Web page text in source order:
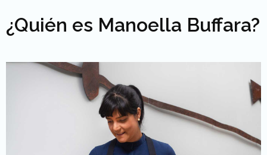
¿Quién es Manoella Buffara?